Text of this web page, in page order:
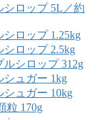
シロップ 5L／約
シロップ 1.25kg
シロップ 2.5kg
シロップ 312g
シュガー 1kg
シュガー 10kg
粒 170g